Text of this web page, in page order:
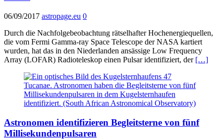
06/09/2017 astropage.eu 0
Durch die Nachfolgebeobachtung rätselhafter Hochenergiequellen,
die vom Fermi Gamma-ray Space Telescope der NASA kartiert
wurden, hat das in den Niederlanden ansässige Low Frequency
Array (LOFAR) Radioteleskop einen Pulsar identifiziert, der […]
Astronomen identifizieren Begleitsterne von fünf
Millisekundenpulsaren